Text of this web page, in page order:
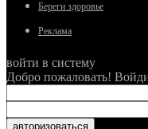
Береги здоровье
Реклама
войти в систему
Добро пожаловать!